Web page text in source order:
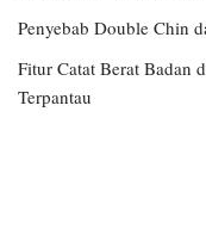
Penyebab Double Chin
Fitur Catat Berat Badan
Terpantau